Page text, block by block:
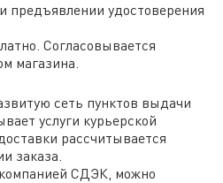
предъявлении удостоверения
Согласовывается
магазина.
сеть пунктов выдачи
услуги курьерской
рассчитывается
заказа.
СДЭК, можно